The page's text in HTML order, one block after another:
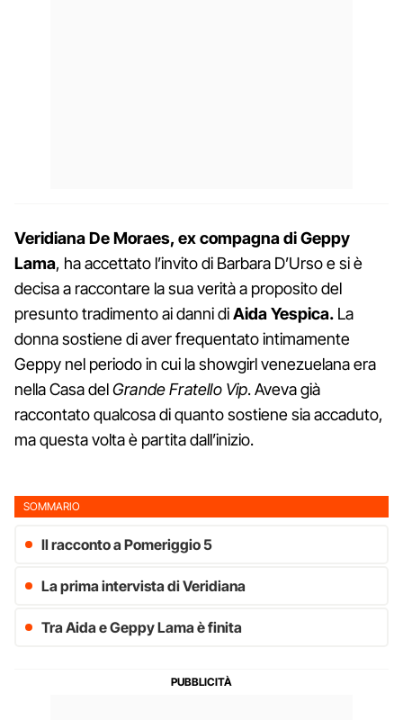
Veridiana De Moraes, ex compagna di Geppy
Lama, ha accettato l’invito di Barbara D’Urso e si è
decisa a raccontare la sua verità a proposito del
presunto tradimento ai danni diAida Yespica. La
donna sostiene di aver frequentato intimamente
Geppy nel periodo in cui la showgirl venezuelana era
nella Casa delGrande Fratello Vip. Aveva già
raccontato qualcosa di quanto sostiene sia accaduto,
ma questa volta è partita dall’inizio.
SOMMARIO
Il racconto a Pomeriggio 5
La prima intervista di Veridiana
Tra Aida e Geppy Lama è finita